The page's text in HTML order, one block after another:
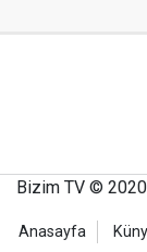
Bizim TV © 2020
Anasayfa